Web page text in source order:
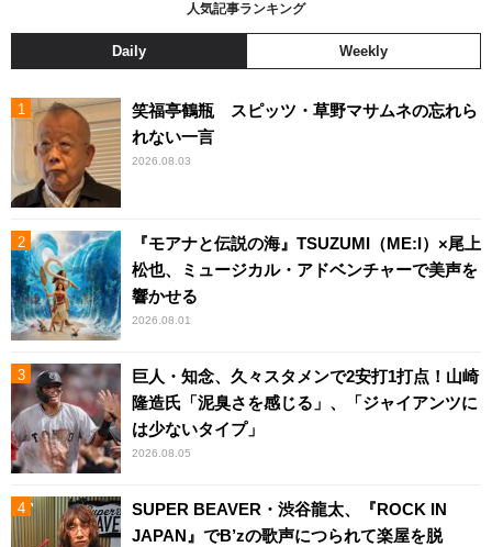
人気記事ランキング
Daily Weekly
笑福亭鶴瓶 スピッツ・草野マサムネの忘れら
れない一言
2026.08.03
『モアナと伝説の海』TSUZUMI（ME:I）×尾上
松也、ミュージカル・アドベンチャーで美声を
響かせる
2026.08.01
巨人・知念、久々スタメンで2安打1打点！山崎
隆造氏「泥臭さを感じる」、「ジャイアンツに
は少ないタイプ」
2026.08.05
SUPER BEAVER・渋谷龍太、『ROCK IN
JAPAN』でB’zの歌声につられて楽屋を脱